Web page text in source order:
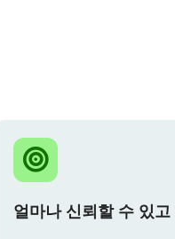
얼마나 신뢰할 수 있